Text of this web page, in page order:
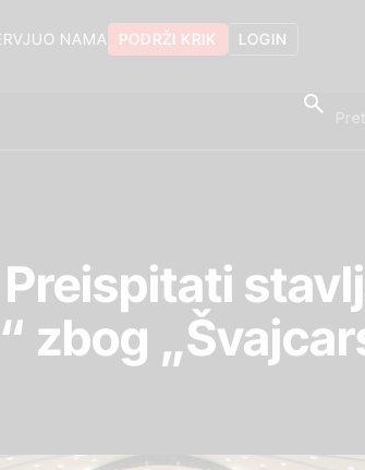
LOGIN
PODRŽI KRIK
O NAMA
zbog